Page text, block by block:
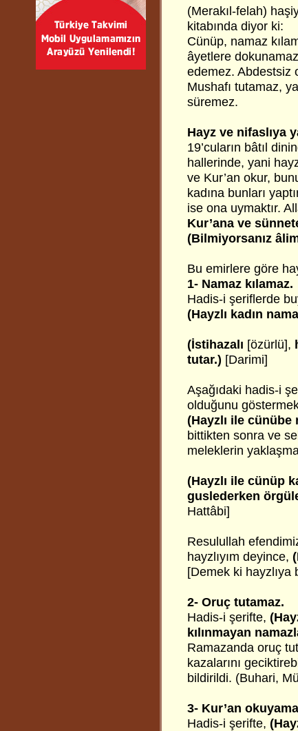
(Merakıl-felah)
kitabında diyor ki:
Cünüp, namaz
âyetlere
edemez. Abdestsiz
Mushafı tutamaz,
süremez.
Hayz ve nifaslıya
19’cuların bâtıl
hallerinde, yani
ve Kur’an okur,
kadına bunları
ise ona uymaktır.
Kur’ana ve
(Bilmiyorsanız
Bu emirlere göre
1- Namaz kılamaz.
Hadis-i şeriflerde
(Hayzlı kadın
(İstihazalı [özürlü],
tutar.) [Darimi]
Aşağıdaki hadis-i
olduğunu
(Hayzlı ile
bittikten sonra ve
meleklerin
(Hayzlı ile cünüp
guslederken
Hattâbi]
Resulullah
hayzlıyım deyince,
[Demek ki hayzlıya
2- Oruç tutamaz.
Hadis-i şerifte,
kılınmayan
Ramazanda oruç
kazalarını
bildirildi. (Buhari,
3- Kur’an
Hadis-i şerifte,